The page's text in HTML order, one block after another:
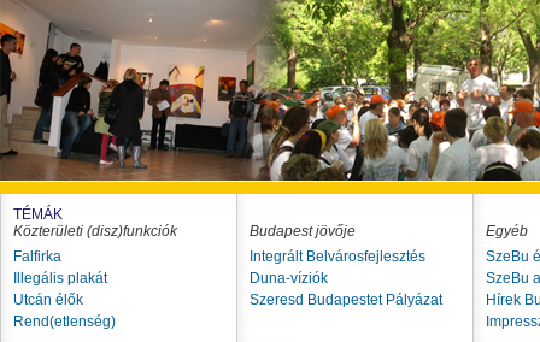
TÉMÁK
Közterületi (disz)funkciók
Falfirka
Illegális plakát
Utcán élők
Rend(etlenség)
Budapest jövője
Integrált Belvárosfejlesztés
Duna-víziók
Szeresd Budapestet Pályázat
Egyéb
SzeBu
SzeBu
Hírek